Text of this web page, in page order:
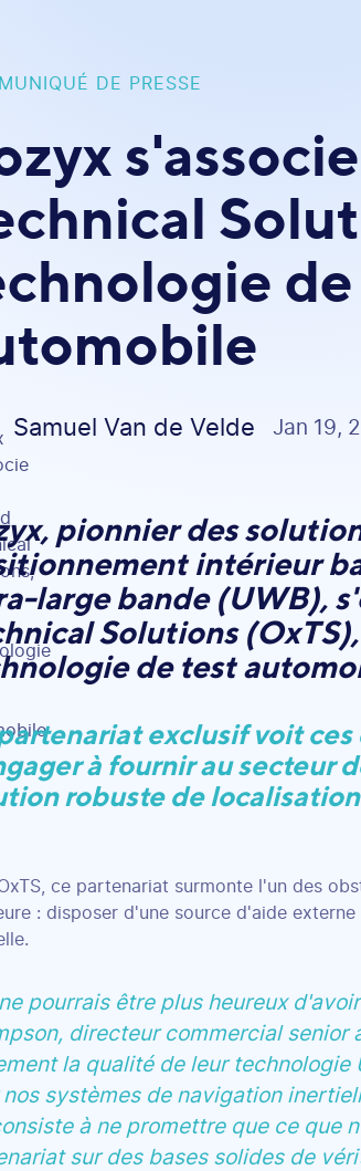
DE PRESSE
Samuel Van de Velde Jan 19,
pionnier des
intérieur
large bande (UWB),
Solutions
de test
exclusif voit
à fournir au secteur
robuste de
ce partenariat surmonte l'un des
: disposer d'une source d'aide
pourrais être plus heureux
directeur commercial senior
la qualité de leur technologie
nos systèmes de navigation
à ne promettre que ce que
sur des bases solides de